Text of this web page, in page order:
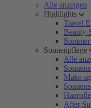
Alle anzeigen
Highlights
Travel
Beauty-
Sonnenpflege
Alle
Make-
After